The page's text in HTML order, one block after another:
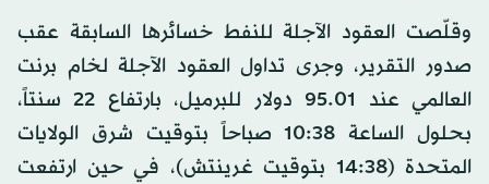
وقلّصت العقود الآجلة للنفط خسائرها السابقة عقب
صدور التقرير، وجرى تداول العقود الآجلة لخام برنت
العالمي عند 95.01 دولار للبرميل، بارتفاع 22 سنتاً،
بحلول الساعة 10:38 صباحاً بتوقيت شرق الولايات
المتحدة (14:38 بتوقيت غرينتش)، في حين ارتفعت